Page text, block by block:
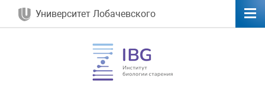
Университет Лобачевского